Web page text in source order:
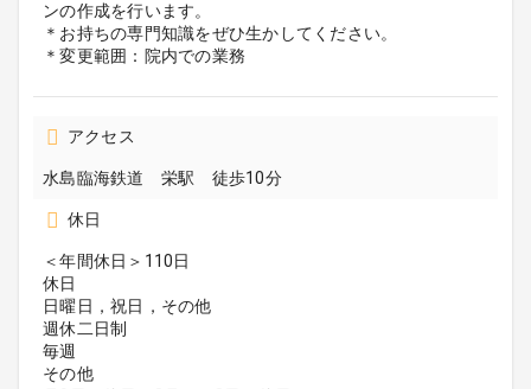
ンの作成を行います。
＊お持ちの専門知識をぜひ生かしてください。
＊変更範囲：院内での業務
アクセス
水島臨海鉄道 栄駅 徒歩10分
休日
＜年間休日＞110日
休日
日曜日，祝日，その他
週休二日制
毎週
その他